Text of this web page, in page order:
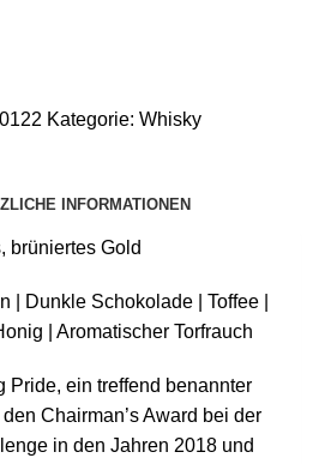
Kategorie: Whisky
INFORMATIONEN
brüniertes Gold
| Dunkle Schokolade | Toffee |
| Aromatischer Torfrauch
Pride, ein treffend benannter
Chairman’s Award bei der
in den Jahren 2018 und